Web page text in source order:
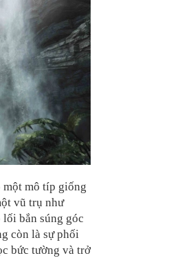
một mô típ giống
vũ trụ như
lối bắn súng góc
còn là sự phối
bức tường và trở